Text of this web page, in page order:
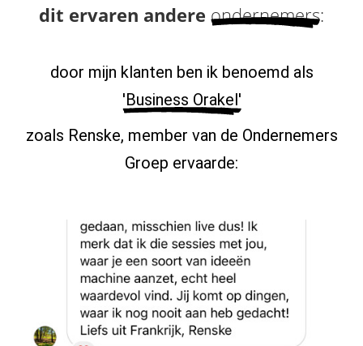
dit ervaren andere ondernemers:
door mijn klanten ben ik benoemd als
'Business Orakel'
zoals Renske, member van de Ondernemers
Groep ervaarde: